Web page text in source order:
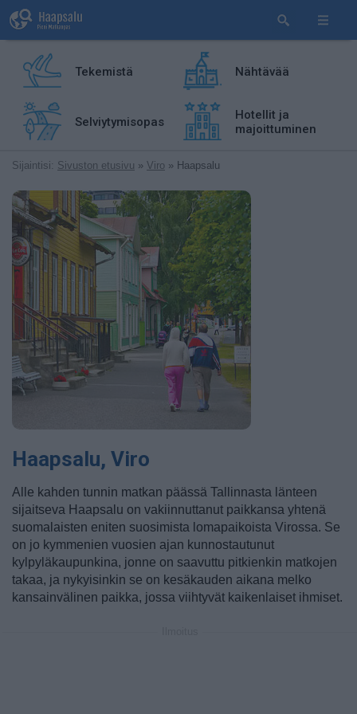
Tekemistä Nähtävää
Selviytymisopas
Hotellit ja
majoittuminen
Sijaintisi: Sivuston etusivu » Viro » Haapsalu
Haapsalu, Viro
Alle kahden tunnin matkan päässä Tallinnasta länteen
sijaitseva Haapsalu on vakiinnuttanut paikkansa yhtenä
suomalaisten eniten suosimista lomapaikoista Virossa. Se
on jo kymmenien vuosien ajan kunnostautunut
kylpyläkaupunkina, jonne on saavuttu pitkienkin matkojen
takaa, ja nykyisinkin se on kesäkauden aikana melko
kansainvälinen paikka, jossa viihtyvät kaikenlaiset ihmiset.